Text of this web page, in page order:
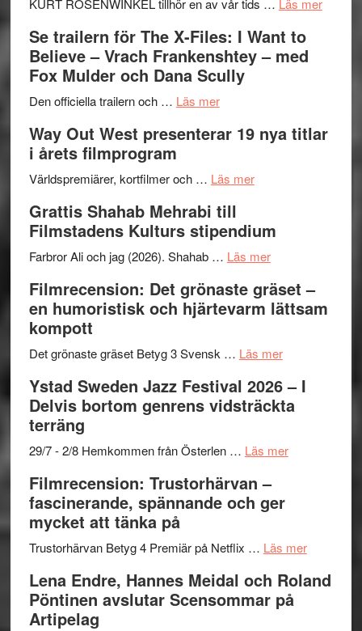
Park
–
kväll
KURT ROSENWINKEL tillhör en av vår tids … Läs mer
II
Se trailern för The X-Files: I Want to
Believe – Vrach Frankenshtey – med
Fox Mulder och Dana Scully
Den officiella trailern och … Läs merom
trailern
The
Files:
I
Want
Believe
–
Frankenshtey
med
Fox
och
Scully
Way Out West presenterar 19 nya titlar
i årets filmprogram
Världspremiärer, kortfilmer och … Läs merom
West
presenterar
nya
titlar
årets
Grattis Shahab Mehrabi till
Filmstadens Kulturs stipendium
Farbror Ali och jag (2026). Shahab … Läs merom
Shahab
Mehrabi
Filmstadens
stipendium
Filmrecension: Det grönaste gräset –
en humoristisk och hjärtevarm lättsam
kompott
Det grönaste gräset Betyg 3 Svensk … Läs merom
Det
grönaste
–
och
lättsam
Ystad Sweden Jazz Festival 2026 – I
Delvis bortom genrens vidsträckta
terräng
29/7 - 2/8 Hemkommen från Österlen … Läs merom
2026
I
Delvis
Filmrecension: Trustorhärvan –
fascinerande, spännande och ger
mycket att tänka på
Trustorhärvan Betyg 4 Premiär på Netflix … Läs merom
Lena Endre, Hannes Meidal och Roland
Pöntinen avslutar Scensommar på
Artipelag